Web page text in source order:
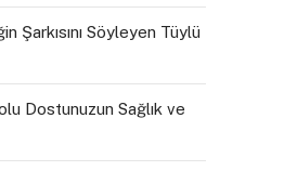
Şarkısını Söyleyen Tüylü
Dostunuzun Sağlık ve